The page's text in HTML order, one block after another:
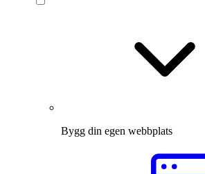
Bygg din egen webbplats